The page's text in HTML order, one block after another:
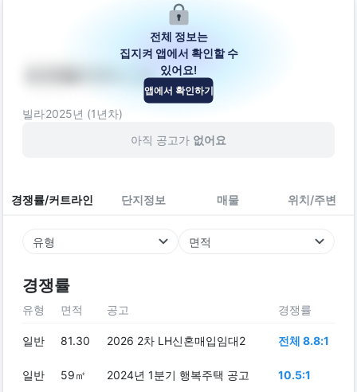
슈프림더하이움
서울특별시 관악구 성현로 10
빌라2025년 (1년차)
아직 공고가 없어요
경쟁률/커트라인 단지정보 매물 위치/주변
유형 면적
경쟁률
전체 정보는
집지켜 앱에서 확인할 수
있어요!
앱에서 확인하기
유형 면적 공고 경쟁률
일반 81.30 2026 2차 LH신혼매입임대2 전체 8.8:1
일반 59㎡ 2024년 1분기 행복주택 공고 10.5:1